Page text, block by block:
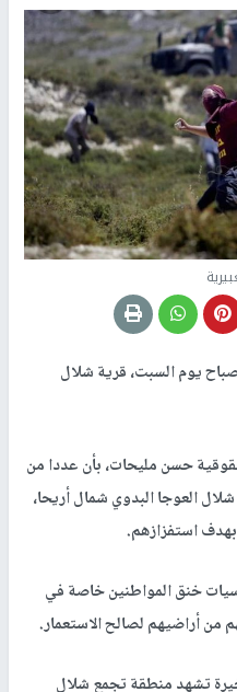
يوم السبت، قرية شلال
حسن مليحات، بأن عددا من
العوجا البدوي شمال أريحا،
استفزازهم.
خنق المواطنين خاصة في
من أراضيهم لصالح الاستعمار.
تشهد منطقة تجمع شلال